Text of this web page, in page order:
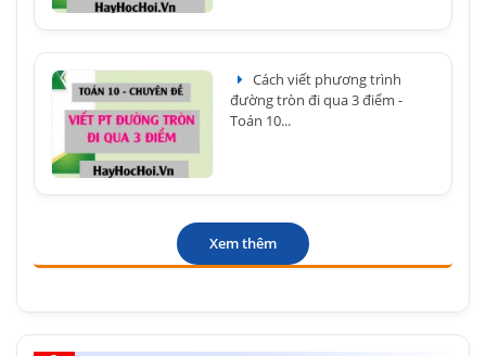
Cách viết phương trình
đường tròn đi qua 3 điểm -
Toán 10...
Xem thêm